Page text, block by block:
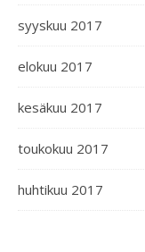
syyskuu 2017
elokuu 2017
kesäkuu 2017
toukokuu 2017
huhtikuu 2017